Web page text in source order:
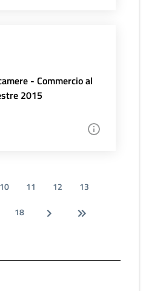
- Commercio al
2015
10 11 12
13
18